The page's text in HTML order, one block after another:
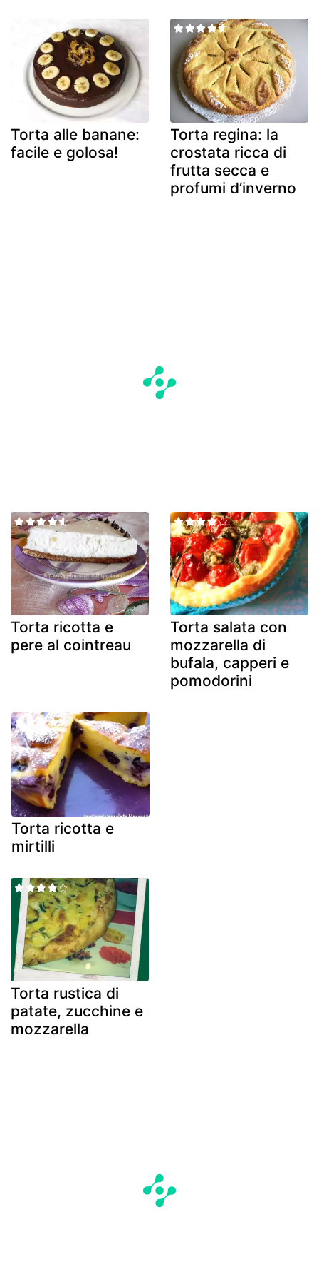
Torta alle banane:
facile e golosa!
Torta regina: la
crostata ricca di
frutta secca e
profumi d’inverno
Torta ricotta e
pere al cointreau
Torta salata con
mozzarella di
bufala, capperi e
pomodorini
Torta ricotta e
mirtilli
Torta rustica di
patate, zucchine e
mozzarella